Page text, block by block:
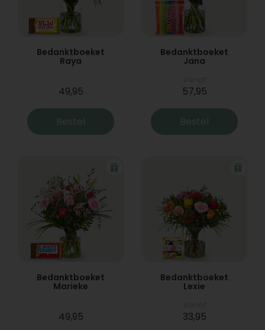
Bedanktboeket
Raya
49,95
Bestel
Bedanktboeket
Jana
57,95
Bestel
Bedanktboeket
Marieke
49,95
Bedanktboeket
Lexie
33,95